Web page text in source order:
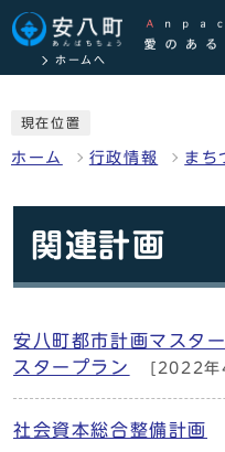
ホームへ
現在位置
ホーム 行政情報 まち
関連計画
安八町都市計画マスタ
スタープラン
[2022年
社会資本総合整備計画